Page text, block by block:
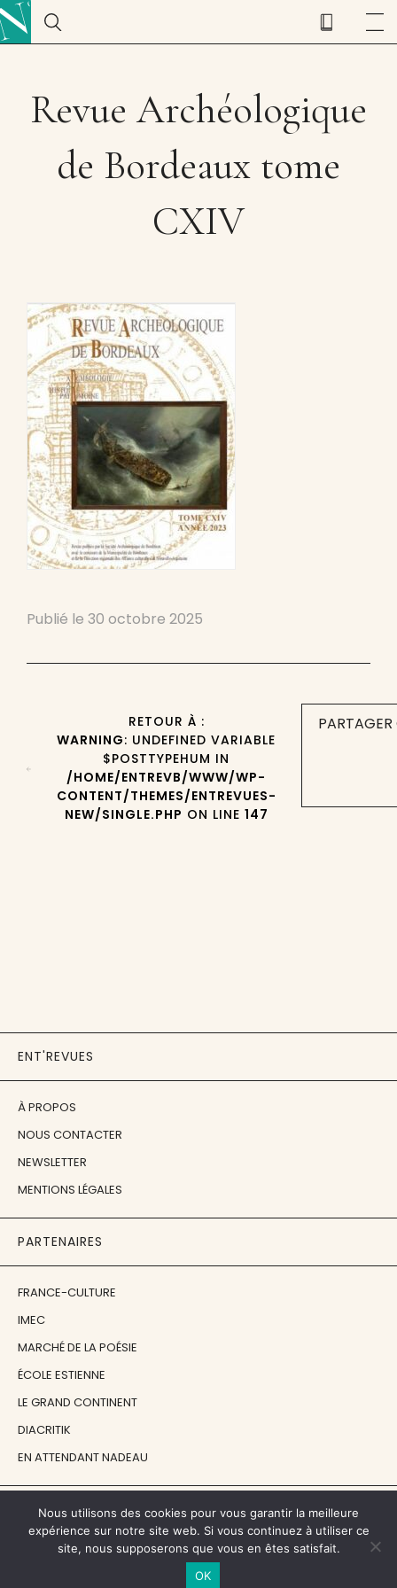
Revue Archéologique
de Bordeaux tome
CXIV
Publié le 30 octobre 2025
RETOUR À :
WARNING: UNDEFINED VARIABLE
$POSTTYPEHUM IN
/HOME/ENTREVB/WWW/WP-
CONTENT/THEMES/ENTREVUES-
NEW/SINGLE.PHP ON LINE 147
ENT'REVUES
À PROPOS
NOUS CONTACTER
NEWSLETTER
MENTIONS LÉGALES
PARTENAIRES
FRANCE-CULTURE
IMEC
MARCHÉ DE LA POÉSIE
ÉCOLE ESTIENNE
LE GRAND CONTINENT
DIACRITIK
EN ATTENDANT NADEAU
NOS SOUTIENS
CENTRE NATIONAL DU LIVRE
Nous utilisons des cookies pour vous garantir la meilleure
expérience sur notre site web. Si vous continuez à utiliser ce
site, nous supposerons que vous en êtes satisfait.
OK